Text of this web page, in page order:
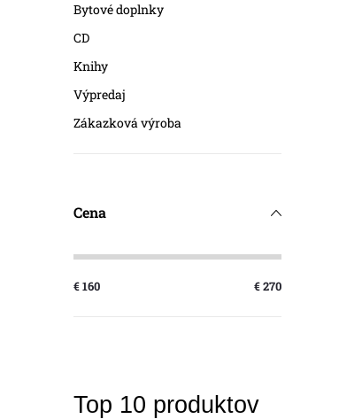
Bytové doplnky
CD
Knihy
Výpredaj
Zákazková výroba
Cena
€160 €270
Top 10 produktov